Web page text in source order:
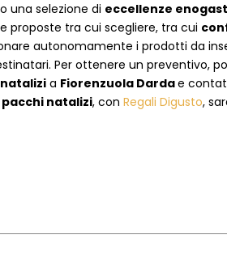
una selezione di eccellenze
proposte tra cui scegliere, tra cui
autonomamente i prodotti da
Per ottenere un preventivo,
a Fiorenzuola Dardae
pacchi natalizi, con Regali Digusto,